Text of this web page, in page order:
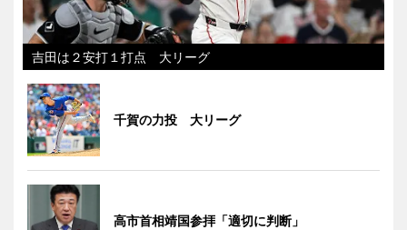
吉田は２安打１打点 大リーグ
千賀の力投 大リーグ
高市首相靖国参拝「適切に判断」